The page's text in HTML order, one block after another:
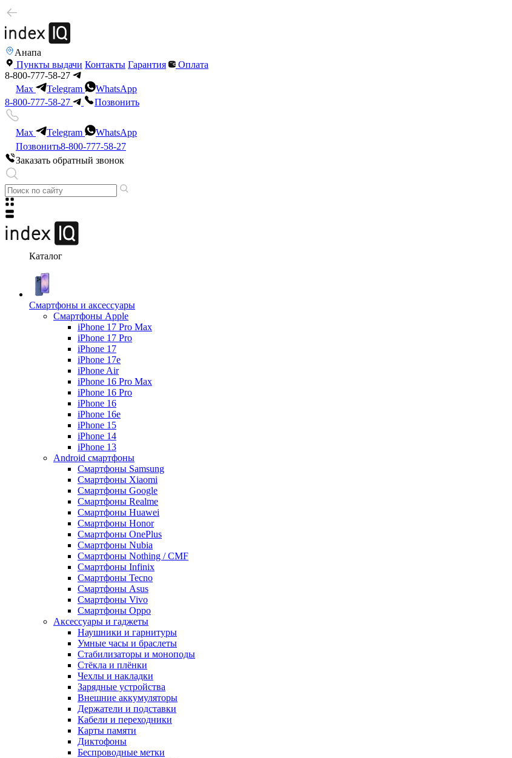
Анапа
Пункты выдачи Контакты Гарантия
Оплата
8-800-777-58-27
Max
Telegram
WhatsApp
8-800-777-58-27
Позвонить
Max Telegram
WhatsApp
Позвонить8-800-777-58-27
Заказать обратный звонок
Каталог
Смартфоны и аксессуары
Смартфоны Apple
iPhone 17 Pro Max
iPhone 17 Pro
iPhone 17
iPhone 17e
iPhone Air
iPhone 16 Pro Max
iPhone 16 Pro
iPhone 16
iPhone 16e
iPhone 15
iPhone 14
iPhone 13
Android cмартфоны
Смартфоны Samsung
Смартфоны Xiaomi
Смартфоны Google
Смартфоны Realme
Смартфоны Huawei
Смартфоны Honor
Смартфоны OnePlus
Смартфоны Nubia
Смартфоны Nothing / CMF
Смартфоны Infinix
Смартфоны Tecno
Смартфоны Asus
Смартфоны Vivo
Смартфоны Oppo
Аксессуары и гаджеты
Наушники и гарнитуры
Умные часы и браслеты
Стабилизаторы и моноподы
Стёкла и плёнки
Чехлы и накладки
Зарядные устройства
Внешние аккумуляторы
Держатели и подставки
Кабели и переходники
Карты памяти
Диктофоны
Беспроводные метки